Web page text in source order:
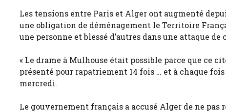
Les tensions entre Paris et Alger ont augmenté
une obligation de déménagement le Territoire
une personne et blessé d’autres dans une attaque
« Le drame à Mulhouse était possible parce que ce
présenté pour rapatriement 14 fois … et à chaque fois
mercredi.
Le gouvernement français a accusé Alger de ne pas